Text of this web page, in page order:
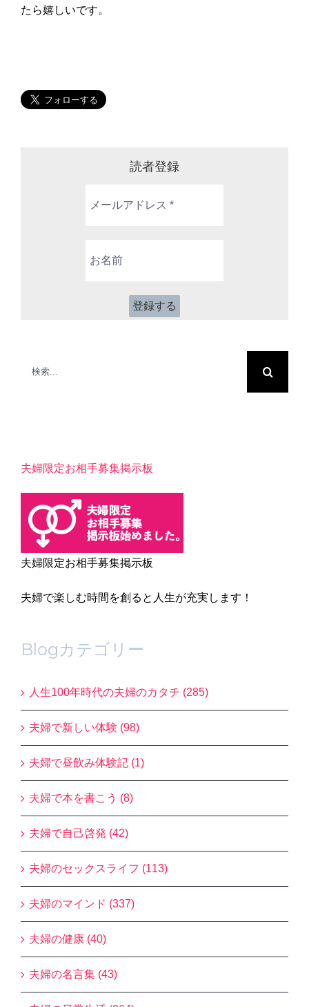
たら嬉しいです。
読者登録
ー
*
夫婦限定お相手募集掲示板
夫婦限定お相手募集掲示板
夫婦で楽しむ時間を創ると人生が充実します！
Blogカテゴリー
人生100年時代の夫婦のカタチ (285)
夫婦で新しい体験 (98)
夫婦で昼飲み体験記 (1)
夫婦で本を書こう (8)
夫婦で自己啓発 (42)
夫婦のセックスライフ (113)
夫婦のマインド (337)
夫婦の健康 (40)
夫婦の名言集 (43)